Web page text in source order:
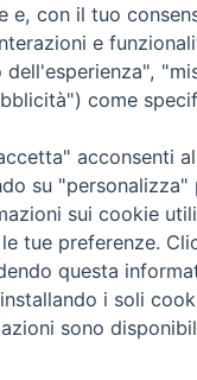
di
1 48121-
tecniche e
e, con il tuo
e
come
acconsenti
su "personalizza"
sui cookie
tue preferenze.
questa
i soli
sono